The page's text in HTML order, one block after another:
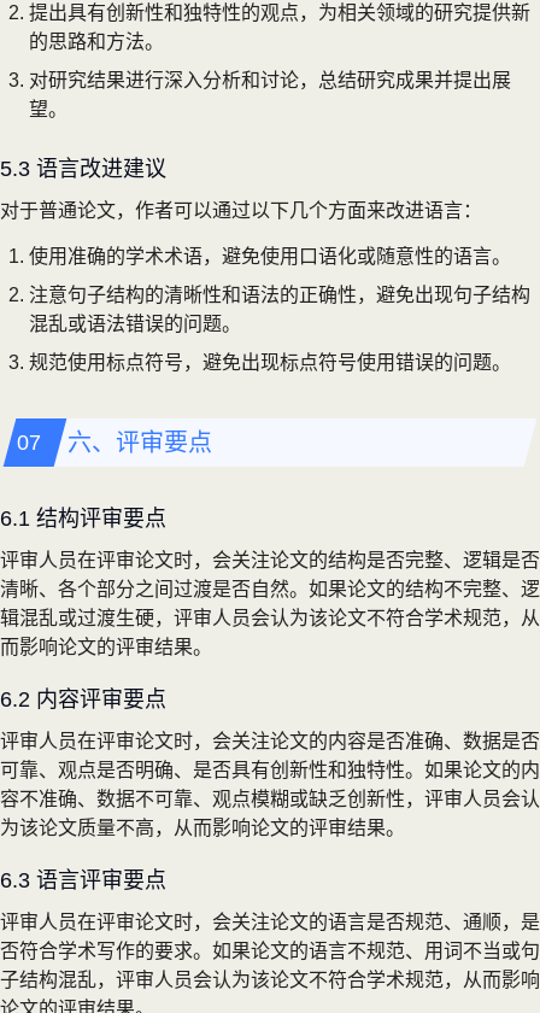
提出具有创新性和独特性的观点，为相关领域的研究提供新
的思路和方法。
对研究结果进行深入分析和讨论，总结研究成果并提出展
望。
5.3 语言改进建议
对于普通论文，作者可以通过以下几个方面来改进语言：
使用准确的学术术语，避免使用口语化或随意性的语言。
注意句子结构的清晰性和语法的正确性，避免出现句子结构
混乱或语法错误的问题。
规范使用标点符号，避免出现标点符号使用错误的问题。
六、评审要点
6.1 结构评审要点
评审人员在评审论文时，会关注论文的结构是否完整、逻辑是否
清晰、各个部分之间过渡是否自然。如果论文的结构不完整、逻
辑混乱或过渡生硬，评审人员会认为该论文不符合学术规范，从
而影响论文的评审结果。
6.2 内容评审要点
评审人员在评审论文时，会关注论文的内容是否准确、数据是否
可靠、观点是否明确、是否具有创新性和独特性。如果论文的内
容不准确、数据不可靠、观点模糊或缺乏创新性，评审人员会认
为该论文质量不高，从而影响论文的评审结果。
6.3 语言评审要点
评审人员在评审论文时，会关注论文的语言是否规范、通顺，是
否符合学术写作的要求。如果论文的语言不规范、用词不当或句
子结构混乱，评审人员会认为该论文不符合学术规范，从而影响
论文的评审结果。